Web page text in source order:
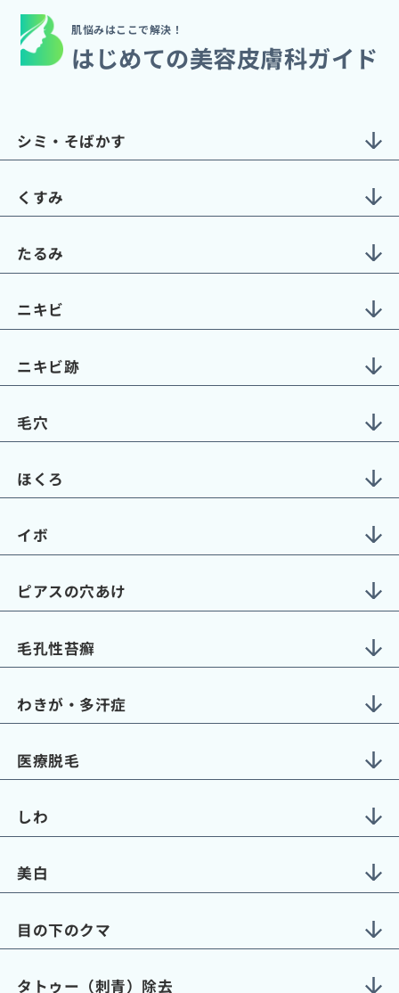
肌悩みはここで解決！
はじめての美容皮膚科ガイド
シミ・そばかす
くすみ
たるみ
ニキビ
ニキビ跡
毛穴
ほくろ
イボ
ピアスの穴あけ
毛孔性苔癬
わきが・多汗症
医療脱毛
しわ
美白
目の下のクマ
タトゥー（刺青）除去